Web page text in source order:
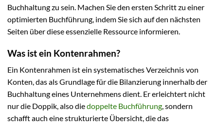
Buchhaltung zu sein. Machen Sie den ersten Schritt zu einer
optimierten Buchführung, indem Sie sich auf den nächsten
Seiten über diese essenzielle Ressource informieren.
Was ist ein Kontenrahmen?
Ein Kontenrahmen ist ein systematisches Verzeichnis von
Konten, das als Grundlage für die Bilanzierung innerhalb der
Buchhaltung eines Unternehmens dient. Er erleichtert nicht
nur die Doppik, also diedoppelte Buchführung, sondern
schafft auch eine strukturierte Übersicht, die das